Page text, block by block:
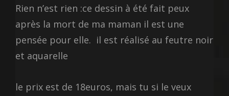
Rien n’est rien :ce dessin à été fait peux
après la mort de ma maman il est une
pensée pour elle. il est réalisé au feutre noir
et aquarelle
le prix est de 18euros, mais tu si le veux